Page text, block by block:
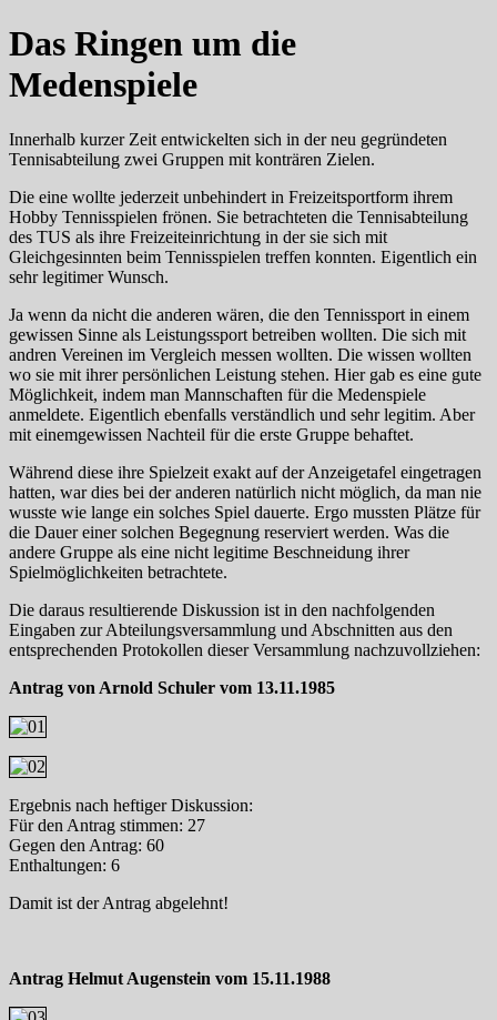
Das Ringen um die
Medenspiele
Innerhalb kurzer Zeit entwickelten sich in der neu gegründeten
Tennisabteilung zwei Gruppen mit konträren Zielen.
Die eine wollte jederzeit unbehindert in Freizeitsportform ihrem
Hobby Tennisspielen frönen. Sie betrachteten die Tennisabteilung
des TUS als ihre Freizeiteinrichtung in der sie sich mit
Gleichgesinnten beim Tennisspielen treffen konnten. Eigentlich ein
sehr legitimer Wunsch.
Ja wenn da nicht die anderen wären, die den Tennissport in einem
gewissen Sinne als Leistungssport betreiben wollten. Die sich mit
andren Vereinen im Vergleich messen wollten. Die wissen wollten
wo sie mit ihrer persönlichen Leistung stehen. Hier gab es eine gute
Möglichkeit, indem man Mannschaften für die Medenspiele
anmeldete. Eigentlich ebenfalls verständlich und sehr legitim. Aber
mit einemgewissen Nachteil für die erste Gruppe behaftet.
Während diese ihre Spielzeit exakt auf der Anzeigetafel eingetragen
hatten, war dies bei der anderen natürlich nicht möglich, da man nie
wusste wie lange ein solches Spiel dauerte. Ergo mussten Plätze für
die Dauer einer solchen Begegnung reserviert werden. Was die
andere Gruppe als eine nicht legitime Beschneidung ihrer
Spielmöglichkeiten betrachtete.
Die daraus resultierende Diskussion ist in den nachfolgenden
Eingaben zur Abteilungsversammlung und Abschnitten aus den
entsprechenden Protokollen dieser Versammlung nachzuvollziehen:
Antrag von Arnold Schuler vom 13.11.1985
Ergebnis nach heftiger Diskussion:
Für den Antrag stimmen: 27
Gegen den Antrag: 60
Enthaltungen: 6
Damit ist der Antrag abgelehnt!
Antrag Helmut Augenstein vom 15.11.1988